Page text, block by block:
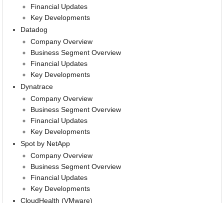
Financial Updates
Key Developments
Datadog
Company Overview
Business Segment Overview
Financial Updates
Key Developments
Dynatrace
Company Overview
Business Segment Overview
Financial Updates
Key Developments
Spot by NetApp
Company Overview
Business Segment Overview
Financial Updates
Key Developments
CloudHealth (VMware)